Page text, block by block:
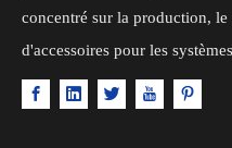
concentré sur la production,
d'accessoires pour les